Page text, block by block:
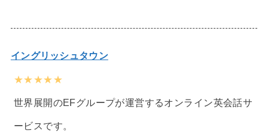
イングリッシュタウン
★★★★★
世界展開のEFグループが運営するオンライン英会話サ
ービスです。